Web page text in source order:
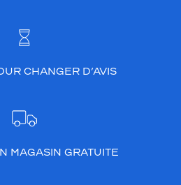
CHANGER D’AVIS
MAGASIN GRATUITE